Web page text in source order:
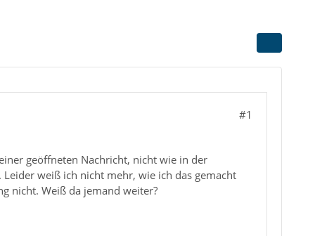
#1
geöffneten Nachricht, nicht wie in der
weiß ich nicht mehr, wie ich das gemacht
nicht. Weiß da jemand weiter?